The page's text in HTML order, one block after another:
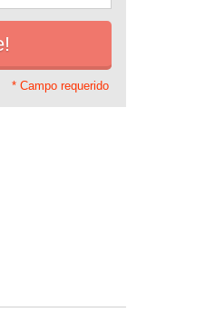
* Campo requerido